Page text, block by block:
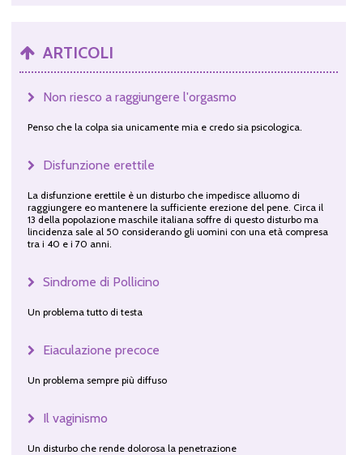
ARTICOLI
Non riesco a raggiungere l'orgasmo
Penso che la colpa sia unicamente mia e credo sia psicologica.
Disfunzione erettile
La disfunzione erettile è un disturbo che impedisce alluomo di
raggiungere eo mantenere la sufficiente erezione del pene. Circa il
13 della popolazione maschile italiana soffre di questo disturbo ma
lincidenza sale al 50 considerando gli uomini con una età compresa
tra i 40 e i 70 anni.
Sindrome di Pollicino
Un problema tutto di testa
Eiaculazione precoce
Un problema sempre più diffuso
Il vaginismo
Un disturbo che rende dolorosa la penetrazione